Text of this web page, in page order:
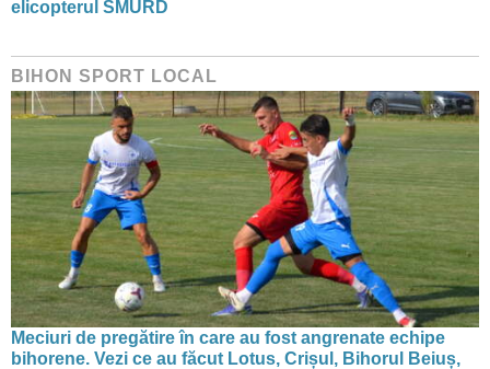
elicopterul SMURD
BIHON SPORT LOCAL
Meciuri de pregătire în care au fost angrenate echipe
bihorene. Vezi ce au făcut Lotus, Crișul, Bihorul Beiuș,